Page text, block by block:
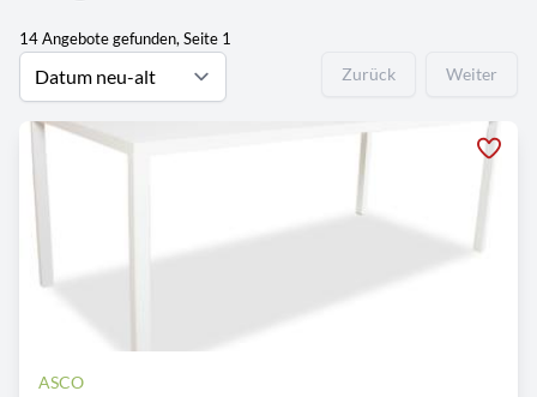
14 Angebote gefunden, Seite 1
Zurück Weiter
ASCO